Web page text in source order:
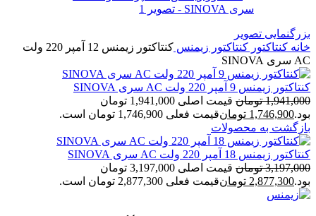
بزرگنمایی تصویر
خانه کنتاکتور کنتاکتور زیمنس
کنتاکتور زیمنس 12 آمپر 220 ولت
AC سری SINOVA
کنتاکتور زیمنس 9 آمپر 220 ولت AC سری SINOVA
1,941,000 تومان
قیمت اصلی 1,941,000 تومان
بود.1,746,900 تومانقیمت فعلی 1,746,900 تومان است.
بازگشت به محصولات
کنتاکتور زیمنس 18 آمپر 220 ولت AC سری SINOVA
3,197,000 تومان
قیمت اصلی 3,197,000 تومان
بود.2,877,300 تومانقیمت فعلی 2,877,300 تومان است.